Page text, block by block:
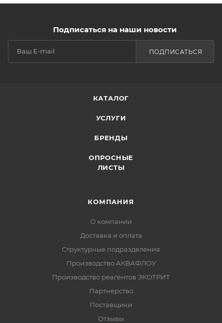
Подписаться на наши новости
ПОДПИСАТЬСЯ
КАТАЛОГ
УСЛУГИ
БРЕНДЫ
ОПРОСНЫЕ
ЛИСТЫ
КОМПАНИЯ
О компании
Доставка и оплата
Структурные подразделения
Производство АКВАФЛОУ
Производство реагентов ЭКОТРИТ
Партнерство
Поставщики
Отзывы